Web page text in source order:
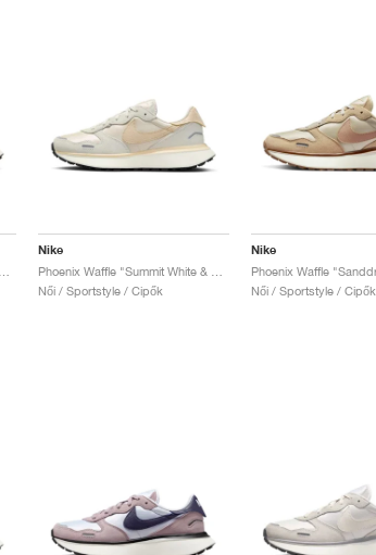
Nike
Női / Sportstyle / Cipők
Nike
Női / Sportstyle / Cipők